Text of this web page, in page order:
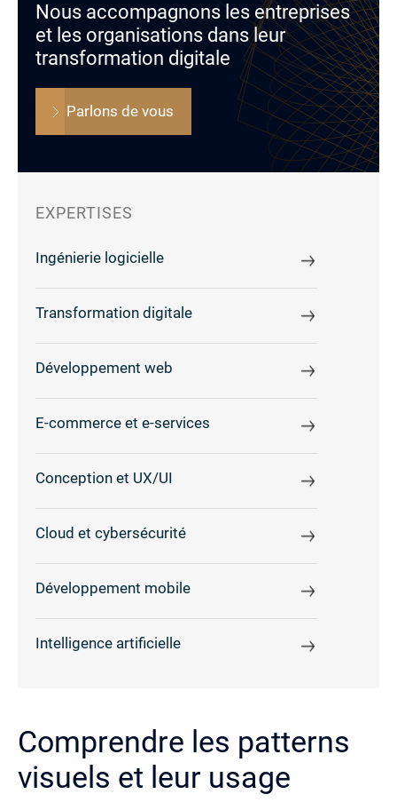
Nous accompagnons les entreprises
et les organisations dans leur
transformation digitale
Parlons de vous
EXPERTISES
Ingénierie logicielle
Transformation digitale
Développement web
E-commerce et e-services
Conception et UX/UI
Cloud et cybersécurité
Développement mobile
Intelligence artificielle
Comprendre les patterns
visuels et leur usage